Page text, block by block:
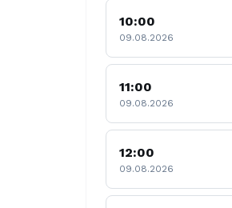
10:00
09.08.2026
11:00
09.08.2026
12:00
09.08.2026